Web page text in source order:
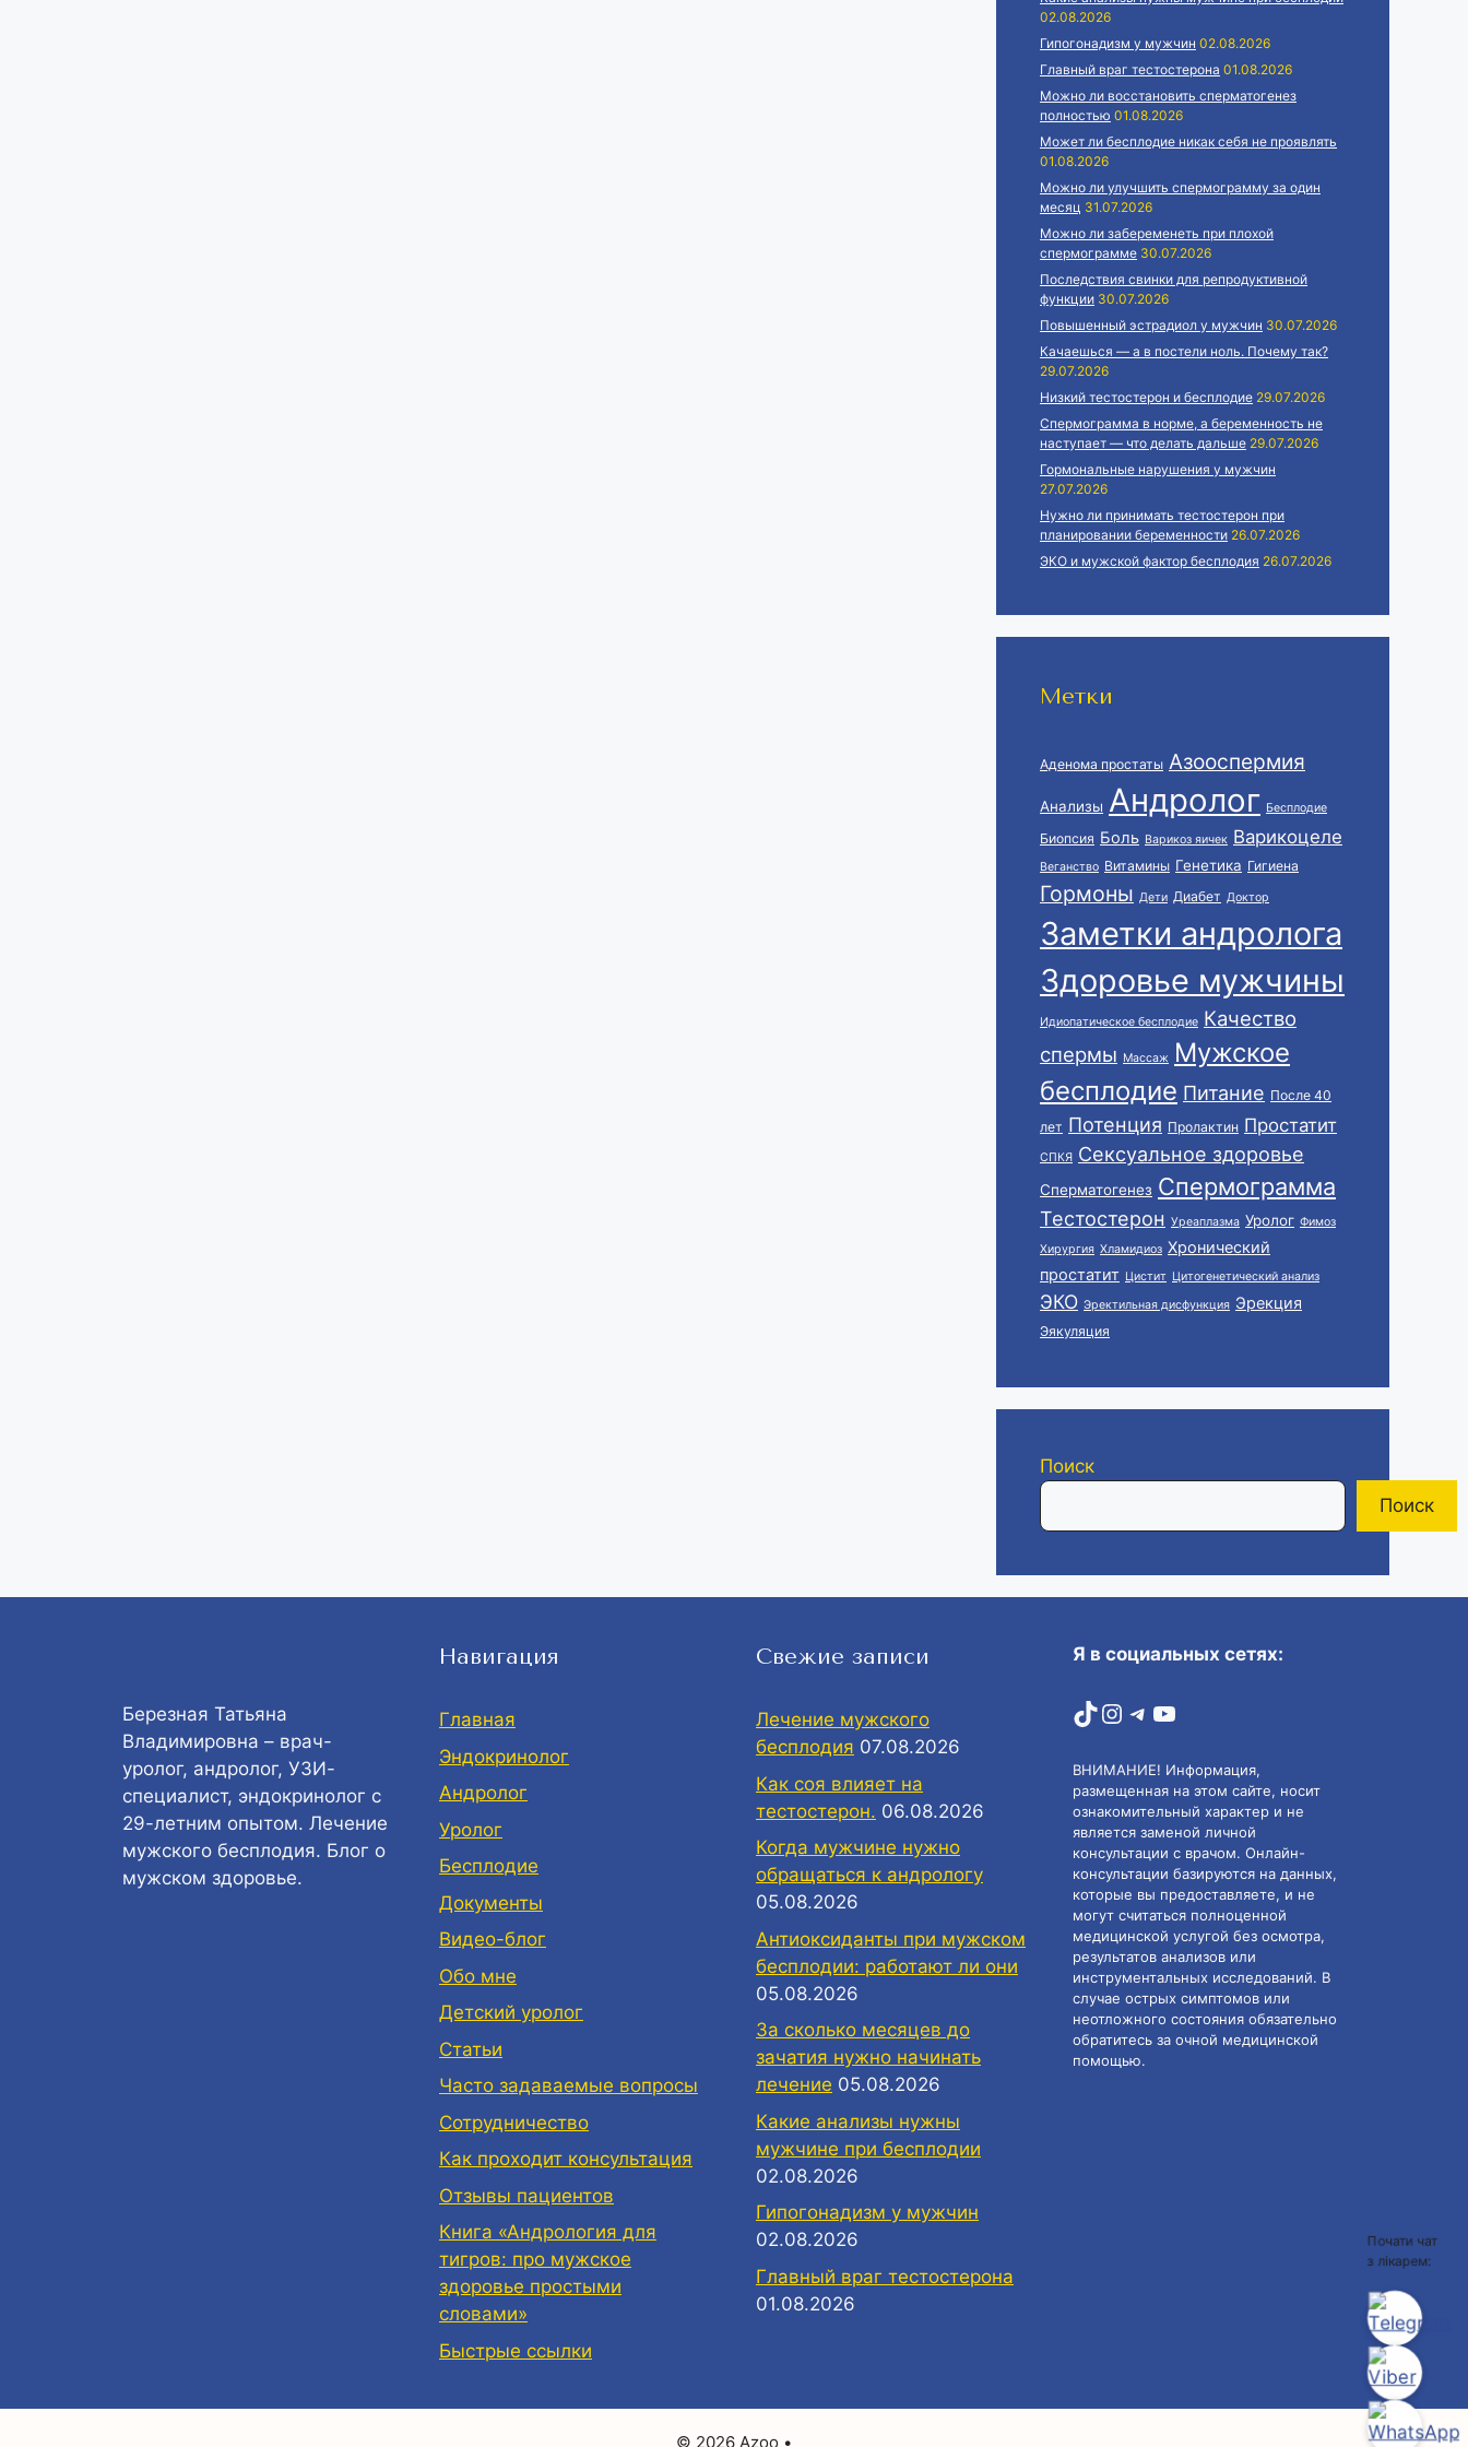
02.08.2026
Гипогонадизм у мужчин 02.08.2026
Главный враг тестостерона 01.08.2026
Можно ли восстановить сперматогенез
полностью 01.08.2026
Может ли бесплодие никак себя не проявлять
01.08.2026
Можно ли улучшить спермограмму за один
месяц 31.07.2026
Можно ли забеременеть при плохой
спермограмме 30.07.2026
Последствия свинки для репродуктивной
функции 30.07.2026
Повышенный эстрадиол у мужчин 30.07.2026
Качаешься — а в постели ноль. Почему так?
29.07.2026
Низкий тестостерон и бесплодие 29.07.2026
Спермограмма в норме, а беременность не
наступает — что делать дальше 29.07.2026
Гормональные нарушения у мужчин
27.07.2026
Нужно ли принимать тестостерон при
планировании беременности 26.07.2026
ЭКО и мужской фактор бесплодия 26.07.2026
Метки
Аденома простаты Азооспермия
Анализы Андролог Бесплодие
Биопсия Боль Варикоз яичек Варикоцеле
Веганство Витамины Генетика Гигиена
Гормоны Дети Диабет Доктор
Заметки андролога
Здоровье мужчины
Идиопатическое бесплодие Качество
спермы Массаж
Мужское
бесплодие Питание После 40
лет Потенция Пролактин Простатит
СПКЯ Сексуальное здоровье
Сперматогенез Спермограмма
Тестостерон Уреаплазма Уролог Фимоз
Хирургия Хламидиоз Хронический
простатит Цистит Цитогенетический анализ
ЭКО Эректильная дисфункция Эрекция
Эякуляция
Поиск
Поиск
Березная Татьяна
Владимировна – врач-
уролог, андролог, УЗИ-
специалист, эндокринолог с
29-летним опытом. Лечение
мужского бесплодия. Блог о
мужском здоровье.
Навигация
Главная
Эндокринолог
Андролог
Уролог
Бесплодие
Документы
Видео-блог
Обо мне
Детский уролог
Статьи
Часто задаваемые вопросы
Сотрудничество
Как проходит консультация
Отзывы пациентов
Книга «Андрология для
тигров: про мужское
здоровье простыми
словами»
Быстрые ссылки
Свежие записи
Лечение мужского
бесплодия 07.08.2026
Как соя влияет на
тестостерон. 06.08.2026
Когда мужчине нужно
обращаться к андрологу
05.08.2026
Антиоксиданты при мужском
бесплодии: работают ли они
05.08.2026
За сколько месяцев до
зачатия нужно начинать
лечение 05.08.2026
Какие анализы нужны
мужчине при бесплодии
02.08.2026
Гипогонадизм у мужчин
02.08.2026
Главный враг тестостерона
01.08.2026
Я в социальных сетях:
TikTok
Instagram
Telegram
YouTube
ВНИМАНИЕ! Информация,
размещенная на этом сайте, носит
ознакомительный характер и не
является заменой личной
консультации с врачом. Онлайн-
консультации базируются на данных,
которые вы предоставляете, и не
могут считаться полноценной
медицинской услугой без осмотра,
результатов анализов или
инструментальных исследований. В
случае острых симптомов или
неотложного состояния обязательно
обратитесь за очной медицинской
помощью.
© 2026 Azoo •
Почати чат
з лікарем: